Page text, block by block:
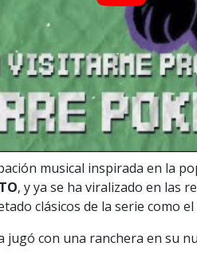
musical inspirada en la
, y ya se ha viralizado en las
clásicos de la serie como el
jugó con una ranchera en su